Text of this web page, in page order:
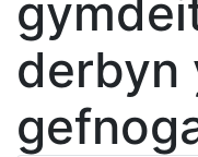
derbyn